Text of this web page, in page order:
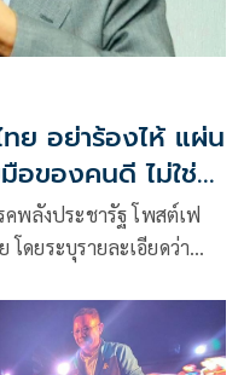
ย อย่าร้องไห้ แผ่น
ของคนดี ไม่ใช่
ลังประชารัฐ โพสต์เฟ
ดยระบุรายละเอียดว่า